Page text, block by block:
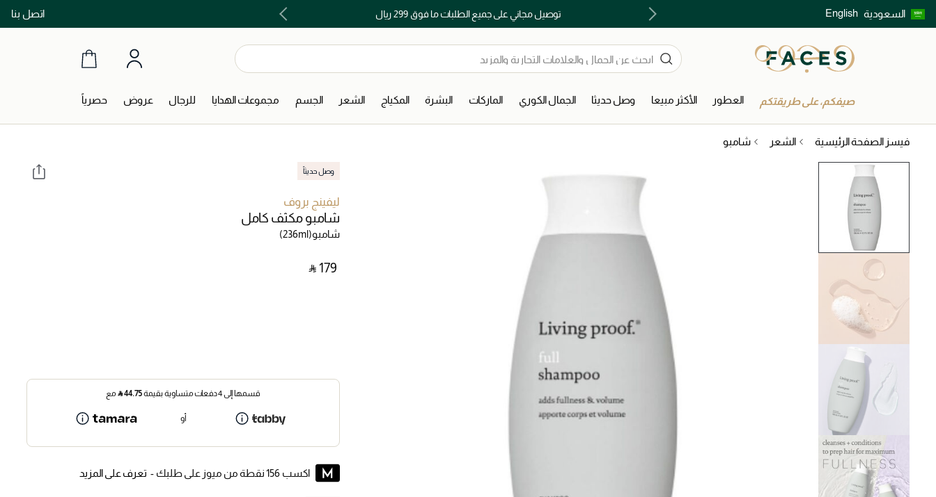
السعودية English اتصل بنااشتري الآن و ادفع لاحقاً مع تابي و تمارا! توصيل مجاني على جميع الطلبات ما فوق 299 ريال اكتشفوا خدمات الجمال المختارة بعناية
صيفكم، على طريقتكم العطور الأكثر مبيعا وصل حديثا الجمال الكوري الماركات البشرة المكياج الشعر الجسم مجموعات الهدايا للرجال عروض حصرياً
فيسز الصفحة الرئيسية الشعر شامبو
وصل حديثاً
ليفينج بروف
شامبو مكثف كامل
شامبو(236ml)
‎ ⃁ ⁦179⁩ ‎
قسمها إلى 4 دفعات متساوية بقيمة 44.75
⃁ مع
أو
اكسب 156 نقطة من ميوز على طلبك - تعرف على المزيد